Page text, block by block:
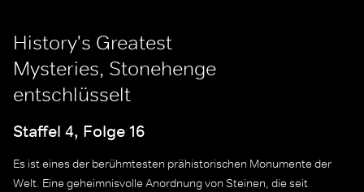
History's Greatest
Mysteries, Stonehenge
entschlüsselt
Staffel 4, Folge 16
Es ist eines der berühmtesten prähistorischen Monumente der
Welt. Eine geheimnisvolle Anordnung von Steinen, die seit